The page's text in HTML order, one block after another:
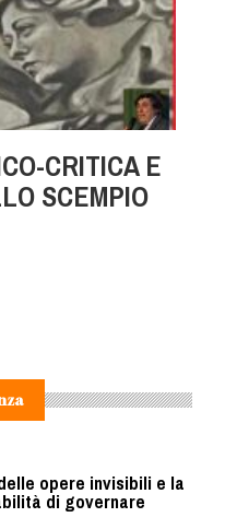
CRITICA E
SCEMPIO
opere invisibili e la
di governare